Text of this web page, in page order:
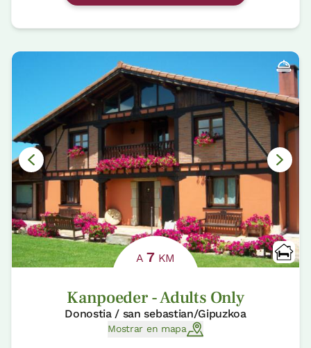
A7 KM
Kanpoeder - Adults Only
Donostia / san sebastian/Gipuzkoa
Mostrar en mapa